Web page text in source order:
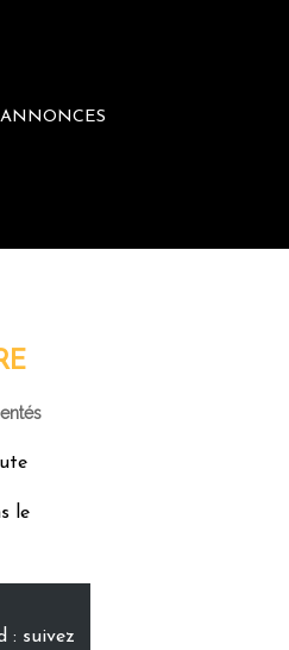
le
: suivez